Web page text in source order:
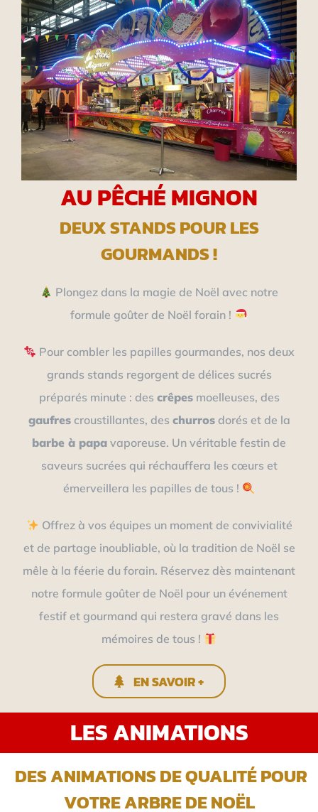
AU PÊCHÉ MIGNON
DEUX STANDS POUR LES
GOURMANDS !
Plongez dans la magie de Noël avec notre
formule goûter de Noël forain !
Pour combler les papilles gourmandes, nos deux
grands stands regorgent de délices sucrés
préparés minute : des crêpesmoelleuses, des
gaufrescroustillantes, des churrosdorés et de la
barbe à papa vaporeuse. Un véritable festin de
saveurs sucrées qui réchauffera les cœurs et
émerveillera les papilles de tous !
Offrez à vos équipes un moment de convivialité
et de partage inoubliable, où la tradition de Noël se
mêle à la féerie du forain. Réservez dès maintenant
notre formule goûter de Noël pour un événement
festif et gourmand qui restera gravé dans les
mémoires de tous !
EN SAVOIR +
LES ANIMATIONS
DES ANIMATIONS DE QUALITÉ POUR
VOTRE ARBRE DE NOËL